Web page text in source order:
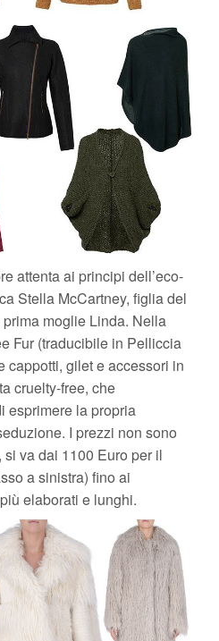
attenta ai principi dell’eco-
Stella McCartney, figlia del
moglie Linda. Nella
Fur (traducibile in Pelliccia
cappotti, gilet e accessori in
cruelty-free, che
esprimere la propria
I prezzi non sono
va dai 1100 Euro per il
a sinistra) fino ai
elaborati e lunghi.